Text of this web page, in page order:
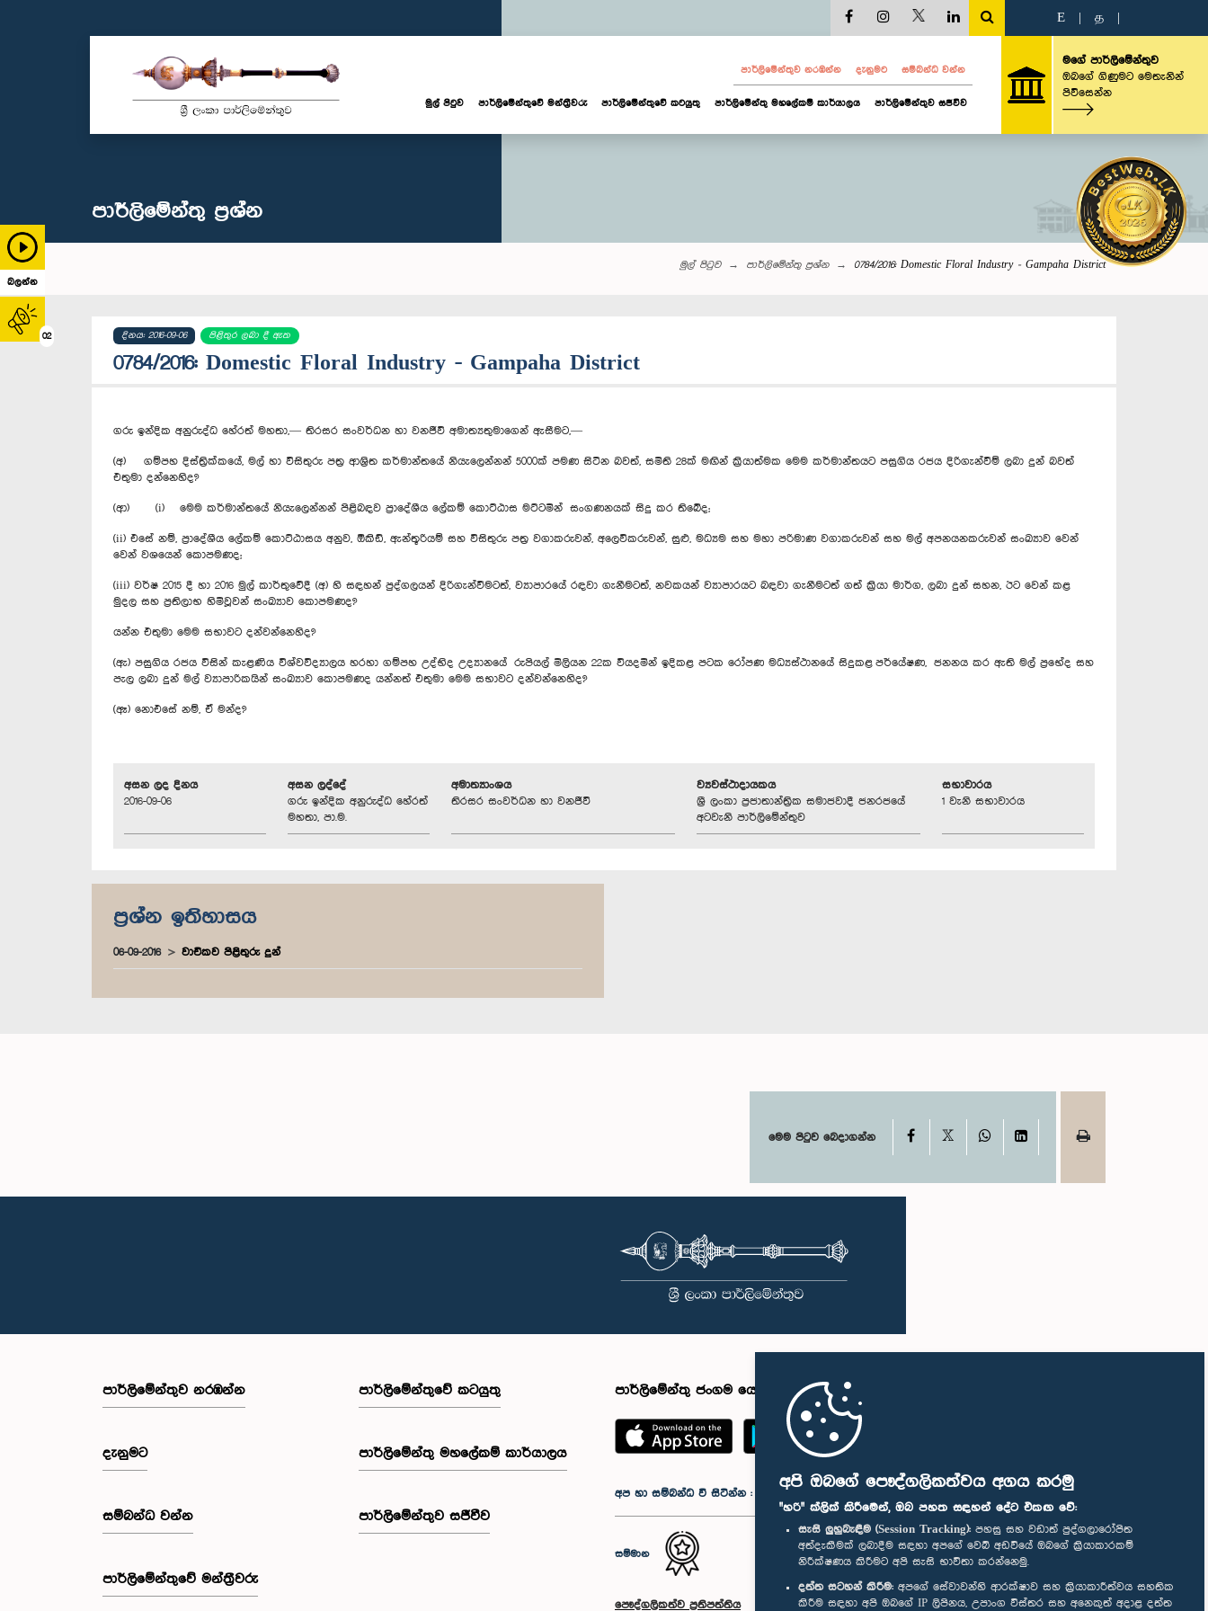
අපි ඔබගේ පෞද්ගලිකත්වය අගය කරමු
"හරි" ක්ලික් කිරීමෙන්, ඔබ පහත සඳහන් දේට එකඟ වේ:
සැසි ලුහුබැඳීම (Session Tracking): පහසු සහ වඩාත් පුද්ගලාරෝපිත
අත්දැකීමක් ලබාදීම සඳහා අපගේ වෙබ් අඩවියේ ඔබගේ ක්‍රියාකාරකම්
නිරීක්ෂණය කිරීමට අපි සැසි භාවිතා කරන්නෙමු.
දත්ත සටහන් කිරීම: අපගේ සේවාවන්හි ආරක්ෂාව සහ ක්‍රියාකාරීත්වය සහතික
කිරීම සඳහා අපි ඔබගේ IP ලිපිනය, උපාංග විස්තර සහ අනෙකුත් අදාළ දත්ත
බලන්න
02
E த
පාර්ලි‌මේන්තුව නරඹන්න දැනුමට සම්බන්ධ වන්න
මුල් පිටුව පාර්ලි‌මේන්තුවේ මන්ත්‍රීවරු පාර්ලිමේන්තුවේ කටයුතු පාර්ලිමේන්තු මහලේකම් කාර්යාලය පාර්ලිමේන්තුව සජීවීව
මගේ පාර්ලිමේන්තුව
ඔබගේ ගිණුමට මෙතැනින්
පිවිසෙන්න
පාර්ලි‌මේන්තු‌ ප්‍රශ්න
මුල් පිටුව පාර්ලි‌මේන්තු‌ ප්‍රශ්න 0784/2016: Domestic Floral Industry - Gampaha District
දිනය: 2016-09-06 පිළිතුර ලබා දී ඇත
0784/2016: Domestic Floral Industry - Gampaha District
ගරු ඉන්දික අනුරුද්ධ හේරත් මහතා,— තිරසර සංවර්ධන හා වනජීවි අමාත්‍යතුමාගෙන් ඇසීමට,—
(අ) ගම්පහ දිස්ත්‍රික්කයේ, මල් හා විසිතුරු පත්‍ර ආශ්‍රිත කර්මාන්තයේ නියැලෙන්නන් 5000ක් පමණ සිටින බවත්, සමිති 28ක් මඟින් ක්‍රියාත්මක මෙම කර්මාන්තයට පසුගිය රජය දිරිගැන්වීම් ලබා දුන් බවත්
එතුමා දන්නෙහිද?
(ආ) (i) මෙම කර්මාන්තයේ නියැලෙන්නන් පිළිබඳව ප්‍රාදේශීය ලේකම් කොට්ඨාස මට්ටමින් සංගණනයක් සිදු කර තිබේද;
(ii) එසේ නම්, ප්‍රාදේශීය ලේකම් කොට්ඨාසය අනුව, ඕකිඩ්, ඇන්තූරියම් සහ විසිතුරු පත්‍ර වගාකරුවන්, අලෙවිකරුවන්, සුළු, මධ්‍යම සහ මහා පරිමාණ වගාකරුවන් සහ මල් අපනයනකරුවන් සංඛ්‍යාව වෙන්
වෙන් වශයෙන් කොපමණද;
(iii) වර්ෂ 2015 දී හා 2016 මුල් කාර්තුවේදී (අ) හි සඳහන් පුද්ගලයන් දිරිගැන්වීමටත්, ව්‍යාපාරයේ රඳවා ගැනීමටත්, නවකයන් ව්‍යාපාරයට බඳවා ගැනීමටත් ගත් ක්‍රියා මාර්ග, ලබා දුන් සහන, ඊට වෙන් කළ
මුදල සහ ප්‍රතිලාභ හිමිවූවන් සංඛ්‍යාව කොපමණද?
යන්න එතුමා මෙම සභාවට දන්වන්නෙහිද?
(ඇ) පසුගිය රජය විසින් කැළණිය විශ්වවිද්‍යාලය හරහා ගම්පහ උද්භිද උද්‍යානයේ රුපියල් මිලියන 22ක වියදමින් ඉදිකළ පටක රෝපණ මධ්‍යස්ථානයේ සිදුකළ පර්යේෂණ, ජනනය කර ඇති මල් ප්‍රභේද සහ
පැල ලබා දුන් මල් ව්‍යාපාරිකයින් සංඛ්‍යාව කොපමණද යන්නත් එතුමා මෙම සභාවට දන්වන්නෙහිද?
(ඈ) නොඑසේ නම්, ඒ මන්ද?
අසන ලද දිනය
2016-09-06
අසන ලද්දේ
ගරු ඉන්දික අනුරුද්ධ හේරත්
මහතා, පා.ම.
අමාත්‍යාංශය
තිරසර සංවර්ධන හා වනජීවි
ව්‍යවස්ථාදායකය
ශ්‍රී ලංකා ප්‍රජාතාන්ත්‍රික සමාජවාදී ජනරජයේ
අටවැනි පාර්ලිමේන්තුව
සභාවාරය
1 වැනි සභාවාරය
ප්‍රශ්න ඉතිහාසය
06-09-2016 වාචිකව පිළිතුරු දුන්
මෙම පිටුව බෙදාගන්න Facebook WhatsAppLinkedIn
පාර්ලි‌මේන්තුව නරඹන්න
දැනුමට
සම්බන්ධ වන්න
පාර්ලි‌මේන්තුවේ මන්ත්‍රීවරු
පාර්ලිමේන්තුවේ කටයුතු
පාර්ලිමේන්තු මහලේකම් කාර්යාලය
පාර්ලිමේන්තුව සජීවීව
පාර්ලිමේන්තු ජංගම යෙදුම
අප හා සම්බන්ධ වී සිටින්න :
සම්මාන
පෞද්ගලිකත්ව ප්‍රතිපත්තිය